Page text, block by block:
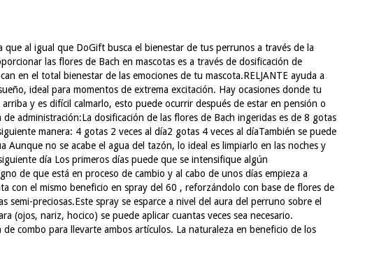
que al igual que DoGift busca el bienestar de tus perrunos a través de la
las flores de Bach en mascotas es a través de dosificación de
en el total bienestar de las emociones de tu mascota.RELJANTE ayuda a
ideal para momentos de extrema excitación. Hay ocasiones donde tu
y es difícil calmarlo, esto puede ocurrir después de estar en pensión o
administración:La dosificación de las flores de Bach ingeridas es de 8 gotas
manera: 4 gotas 2 veces al día2 gotas 4 veces al díaTambién se puede
Aunque no se acabe el agua del tazón, lo ideal es limpiarlo en las noches y
día Los primeros días puede que se intensifique algún
de que está en proceso de cambio y al cabo de unos días empieza a
con el mismo beneficio en spray del 60 , reforzándolo con base de flores de
semi-preciosas.Este spray se esparce a nivel del aura del perruno sobre el
(ojos, nariz, hocico) se puede aplicar cuantas veces sea necesario.
combo para llevarte ambos artículos. La naturaleza en beneficio de los